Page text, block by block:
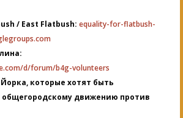
/ East Flatbush: equality-for-flatbush-
d/forum/b4g-volunteers
которые хотят быть
движению против